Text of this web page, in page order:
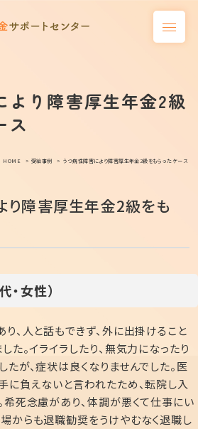
より障害厚生年金2級
ス
HOME 受給事例 うつ病性障害により障害厚生年金2級をもらったケース
り障害厚生年金2級をも
・女性）
、人と話もできず、外に出掛けること
た。イライラしたり、無気力になったり
が、症状は良くなりませんでした。医
に負えないと言われたため、転院し入
希死念慮があり、体調が悪くて仕事にい
からも退職勧奨をうけやむなく退職し